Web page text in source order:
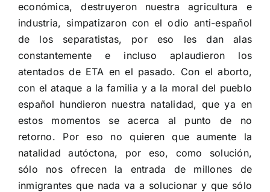
económica, destruyeron nuestra agricultura e
industria, simpatizaron con el odio anti-español
de los separatistas, por eso les dan alas
constantemente e incluso aplaudieron los
atentados de ETA en el pasado. Con el aborto,
con el ataque a la familia y a la moral del pueblo
español hundieron nuestra natalidad, que ya en
estos momentos se acerca al punto de no
retorno. Por eso no quieren que aumente la
natalidad autóctona, por eso, como solución,
sólo nos ofrecen la entrada de millones de
inmigrantes que nada va a solucionar y que sólo